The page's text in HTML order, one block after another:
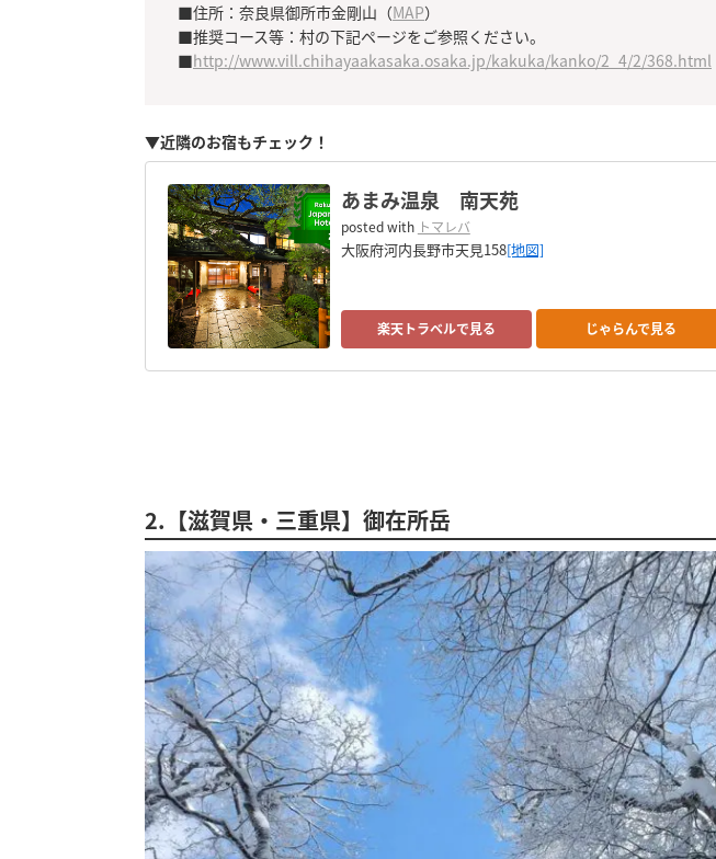
■住所：奈良県御所市金剛山（MAP）
■推奨コース等：村の下記ページをご参照ください。
■http://www.vill.chihayaakasaka.osaka.jp/kakuka/kanko/2_4/2/368.html
▼近隣のお宿もチェック！
あまみ温泉 南天苑
posted with トマレバ
大阪府河内長野市天見158[地図]
楽天トラベルで見る じゃらんで見る
2.【滋賀県・三重県】御在所岳